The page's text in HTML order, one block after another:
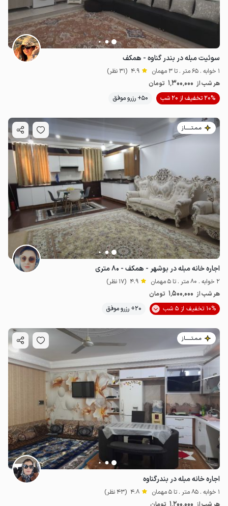
سوئیت مبله در بندر گناوه - همکف
1 خوابه . 65 متر . تا 3 مهمان 4.9 (31 نظر)
هر شب از 1٬300٬000 تومان
20% تخفیف از 20 شب
50+ رزرو موفق
مـمـتــــــاز
اجاره خانه مبله در بوشهر - همکف - ۸۰ متری
2 خوابه . 80 متر . تا 5 مهمان 4.9 (17 نظر)
هر شب از 1٬500٬000 تومان
10% تخفیف از 5 شب
20+ رزرو موفق
مـمـتــــــاز
اجاره خانه مبله در بندرگناوه
1 خوابه . 85 متر . تا 5 مهمان 4.8 (43 نظر)